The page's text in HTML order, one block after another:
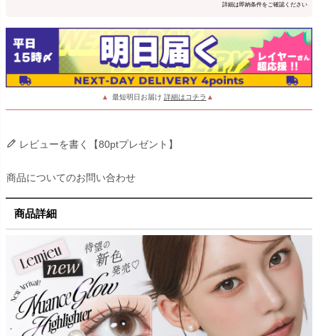
詳細は即納条件をご確認ください
▲ 最短明日お届け 詳細はコチラ ▲
レビューを書く【80ptプレゼント】
商品についてのお問い合わせ
商品詳細